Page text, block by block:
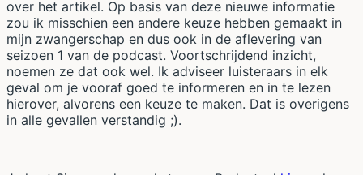
over het artikel. Op basis van deze nieuwe informatie
zou ik misschien een andere keuze hebben gemaakt in
mijn zwangerschap en dus ook in de aflevering van
seizoen 1 van de podcast. Voortschrijdend inzicht,
noemen ze dat ook wel. Ik adviseer luisteraars in elk
geval om je vooraf goed te informeren en in te lezen
hierover, alvorens een keuze te maken. Dat is overigens
in alle gevallen verstandig ;).